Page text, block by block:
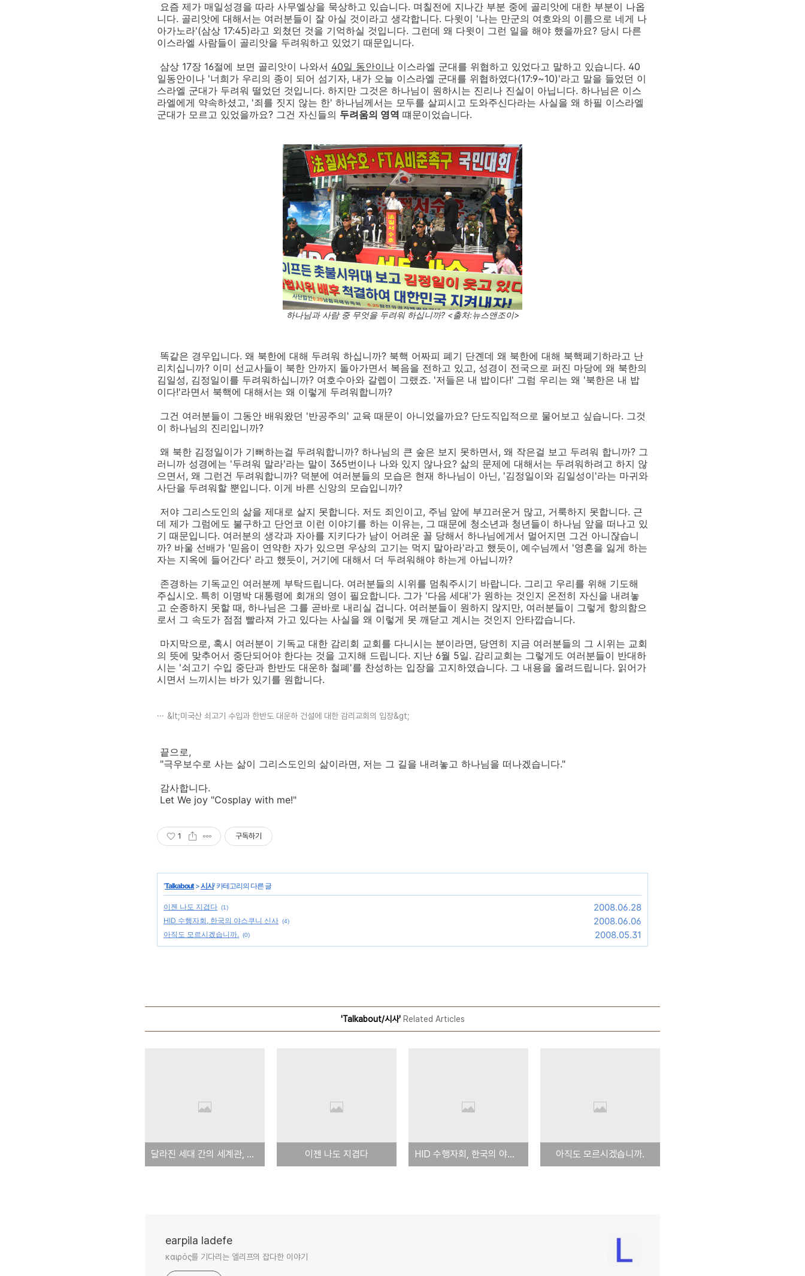
요즘 제가 매일성경을 따라 사무엘상을 묵상하고 있습니다. 며칠전에 지나간 부분 중에 골리앗에 대한 부분이 나옵
니다. 골리앗에 대해서는 여러분들이 잘 아실 것이라고 생각합니다. 다윗이 '나는 만군의 여호와의 이름으로 네게 나
아가노라'(삼상 17:45)라고 외쳤던 것을 기억하실 것입니다. 그런데 왜 다윗이 그런 일을 해야 했을까요? 당시 다른
이스라엘 사람들이 골리앗을 두려워하고 있었기 때문입니다.
삼상 17장 16절에 보면 골리앗이 나와서 40일 동안이나 이스라엘 군대를 위협하고 있었다고 말하고 있습니다. 40
일동안이나 '너희가 우리의 종이 되어 섬기자, 내가 오늘 이스라엘 군대를 위협하였다(17:9~10)'라고 말을 들었던 이
스라엘 군대가 두려워 떨었던 것입니다. 하지만 그것은 하나님이 원하시는 진리나 진실이 아닙니다. 하나님은 이스
라엘에게 약속하셨고, '죄를 짓지 않는 한' 하나님께서는 모두를 살피시고 도와주신다라는 사실을 왜 하필 이스라엘
군대가 모르고 있었을까요? 그건 자신들의 두려움의 영역 떄문이었습니다.
하나님과 사람 중 무엇을 두려워 하십니까? <출처:뉴스앤조이>
똑같은 경우입니다. 왜 북한에 대해 두려워 하십니까? 북핵 어짜피 폐기 단곈데 왜 북한에 대해 북핵폐기하라고 난
리치십니까? 이미 선교사들이 북한 안까지 돌아가면서 복음을 전하고 있고, 성경이 전국으로 퍼진 마당에 왜 북한의
김일성, 김정일이를 두려워하십니까? 여호수아와 갈렙이 그랬죠. '저들은 내 밥이다!' 그럼 우리는 왜 '북한은 내 밥
이다!'라면서 북핵에 대해서는 왜 이렇게 두려워합니까?
그건 여러분들이 그동안 배워왔던 '반공주의' 교육 때문이 아니었을까요? 단도직입적으로 물어보고 싶습니다. 그것
이 하나님의 진리입니까?
왜 북한 김정일이가 기뻐하는걸 두려워합니까? 하나님의 큰 숲은 보지 못하면서, 왜 작은걸 보고 두려워 합니까? 그
러니까 성경에는 '두려워 말라'라는 말이 365번이나 나와 있지 않나요? 삶의 문제에 대해서는 두려워하려고 하지 않
으면서, 왜 그런건 두려워합니까? 덕분에 여러분들의 모습은 현재 하나님이 아닌, '김정일이와 김일성이'라는 마귀와
사단을 두려워할 뿐입니다. 이게 바른 신앙의 모습입니까?
저야 그리스도인의 삶을 제대로 살지 못합니다. 저도 죄인이고, 주님 앞에 부끄러운거 많고, 거룩하지 못합니다. 근
데 제가 그럼에도 불구하고 단언코 이런 이야기를 하는 이유는, 그 때문에 청소년과 청년들이 하나님 앞을 떠나고 있
기 때문입니다. 여러분의 생각과 자아를 지키다가 남이 어려운 꼴 당해서 하나님에게서 멀어지면 그건 아니잖습니
까? 바울 선배가 '믿음이 연약한 자가 있으면 우상의 고기는 먹지 말아라'라고 했듯이, 예수님께서 '영혼을 잃게 하는
자는 지옥에 들어간다' 라고 했듯이, 거기에 대해서 더 두려워해야 하는게 아닙니까?
존경하는 기독교인 여러분께 부탁드립니다. 여러분들의 시위를 멈춰주시기 바랍니다. 그리고 우리를 위해 기도해
주십시오. 특히 이명박 대통령에 회개의 영이 필요합니다. 그가 '다음 세대'가 원하는 것인지 온전히 자신을 내려놓
고 순종하지 못할 때, 하나님은 그를 곧바로 내리실 겁니다. 여러분들이 원하지 않지만, 여러분들이 그렇게 항의함으
로서 그 속도가 점점 빨라져 가고 있다는 사실을 왜 이렇게 못 깨닫고 계시는 것인지 안타깝습니다.
마지막으로, 혹시 여러분이 기독교 대한 감리회 교회를 다니시는 분이라면, 당연히 지금 여러분들의 그 시위는 교회
의 뜻에 맞추어서 중단되어야 한다는 것을 고지해 드립니다. 지난 6월 5일. 감리교회는 그렇게도 여러분들이 반대하
시는 '쇠고기 수입 중단과 한반도 대운하 철폐'를 찬성하는 입장을 고지하였습니다. 그 내용을 올려드립니다. 읽어가
시면서 느끼시는 바가 있기를 원합니다.
&lt;미국산 쇠고기 수입과 한반도 대운하 건설에 대한 감리교회의 입장&gt;
끝으로,
"극우보수로 사는 삶이 그리스도인의 삶이라면, 저는 그 길을 내려놓고 하나님을 떠나겠습니다."
감사합니다.
Let We joy "Cosplay with me!"
1 구독하기
'Talkabout>시사' 카테고리의 다른 글
이젠 나도 지겹다 (1) 2008.06.28
HID 수행자회, 한국의 야스쿠니 신사 (4) 2008.06.06
아직도 모르시겠습니까. (0) 2008.05.31
'Talkabout/시사'Related Articles
달라진 세대 간의 세계관, 위기의 기독교 (1) 이젠 나도 지겹다 HID 수행자회, 한국의 야스쿠니 신사 아직도 모르시겠습니까.
earpila ladefe
καιρός를 기다리는 엘리프의 잡다한 이야기